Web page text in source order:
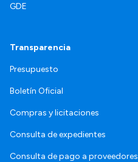
GDE
Transparencia
Presupuesto
Boletín Oficial
Compras y licitaciones
Consulta de expedientes
Consulta de pago a proveedores